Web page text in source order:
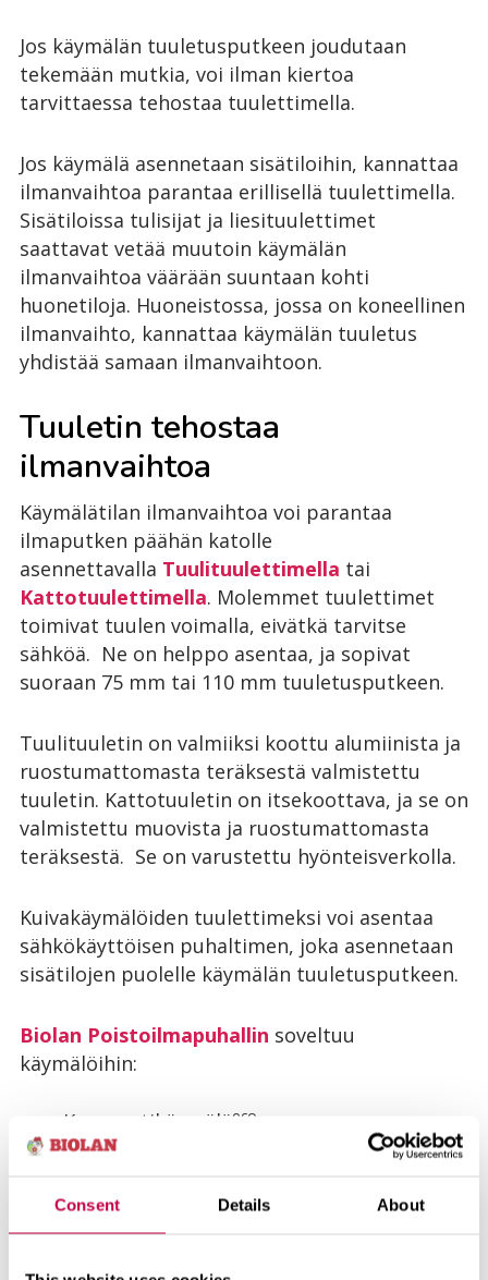
Consent Details About
Jos käymälän tuuletusputkeen joudutaan
tekemään mutkia, voi ilman kiertoa
tarvittaessa tehostaa tuulettimella.
Jos käymälä asennetaan sisätiloihin, kannattaa
ilmanvaihtoa parantaa erillisellä tuulettimella.
Sisätiloissa tulisijat ja liesituulettimet
saattavat vetää muutoin käymälän
ilmanvaihtoa väärään suuntaan kohti
huonetiloja. Huoneistossa, jossa on koneellinen
ilmanvaihto, kannattaa käymälän tuuletus
yhdistää samaan ilmanvaihtoon.
Tuuletin tehostaa
ilmanvaihtoa
Käymälätilan ilmanvaihtoa voi parantaa
ilmaputken päähän katolle
asennettavalla Tuulituulettimella tai
Kattotuulettimella. Molemmet tuulettimet
toimivat tuulen voimalla, eivätkä tarvitse
sähköä. Ne on helppo asentaa, ja sopivat
suoraan 75 mm tai 110 mm tuuletusputkeen.
Tuulituuletin on valmiiksi koottu alumiinista ja
ruostumattomasta teräksestä valmistettu
tuuletin. Kattotuuletin on itsekoottava, ja se on
valmistettu muovista ja ruostumattomasta
teräksestä. Se on varustettu hyönteisverkolla.
Kuivakäymälöiden tuulettimeksi voi asentaa
sähkökäyttöisen puhaltimen, joka asennetaan
sisätilojen puolelle käymälän tuuletusputkeen.
Biolan Poistoilmapuhallin soveltuu
käymälöihin:
Kompostikäymäläeco
Kuivikekäymälä